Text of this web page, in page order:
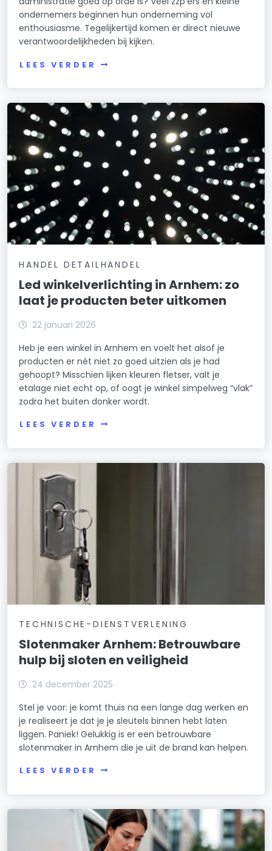
ondernemers beginnen hun onderneming vol
enthousiasme. Tegelijkertijd komen er direct nieuwe
verantwoordelijkheden bij kijken.
LEES VERDER
HANDEL DETAILHANDEL
Led winkelverlichting in Arnhem: zo
laat je producten beter uitkomen
22 januari 2026
Heb je een winkel in Arnhem en voelt het alsof je
producten er nét niet zo goed uitzien als je had
gehoopt? Misschien lijken kleuren fletser, valt je
etalage niet echt op, of oogt je winkel simpelweg “vlak”
zodra het buiten donker wordt.
LEES VERDER
TECHNISCHE-DIENSTVERLENING
Slotenmaker Arnhem: Betrouwbare
hulp bij sloten en veiligheid
24 december 2025
Stel je voor: je komt thuis na een lange dag werken en
je realiseert je dat je je sleutels binnen hebt laten
liggen. Paniek! Gelukkig is er een betrouwbare
slotenmaker in Arnhem die je uit de brand kan helpen.
LEES VERDER